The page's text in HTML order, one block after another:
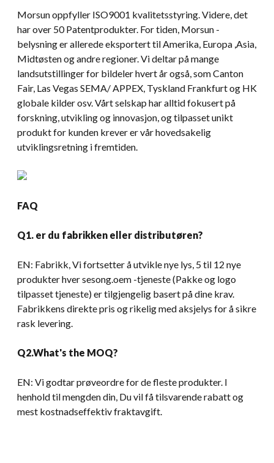
Morsun oppfyller ISO9001 kvalitetsstyring. Videre, det
har over 50 Patentprodukter. For tiden, Morsun -
belysning er allerede eksportert til Amerika, Europa ,Asia,
Midtøsten og andre regioner. Vi deltar på mange
landsutstillinger for bildeler hvert år også, som Canton
Fair, Las Vegas SEMA/ APPEX, Tyskland Frankfurt og HK
globale kilder osv. Vårt selskap har alltid fokusert på
forskning, utvikling og innovasjon, og tilpasset unikt
produkt for kunden krever er vår hovedsakelig
utviklingsretning i fremtiden.
FAQ
Q1. er du fabrikken eller distributøren?
EN: Fabrikk, Vi fortsetter å utvikle nye lys, 5 til 12 nye
produkter hver sesong.oem -tjeneste (Pakke og logo
tilpasset tjeneste) er tilgjengelig basert på dine krav.
Fabrikkens direkte pris og rikelig med aksjelys for å sikre
rask levering.
Q2.What's the MOQ?
EN: Vi godtar prøveordre for de fleste produkter. I
henhold til mengden din, Du vil få tilsvarende rabatt og
mest kostnadseffektiv fraktavgift.